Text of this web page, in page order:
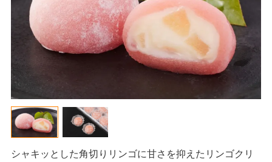
シャキッとした角切りリンゴに甘さを抑えたリンゴクリ